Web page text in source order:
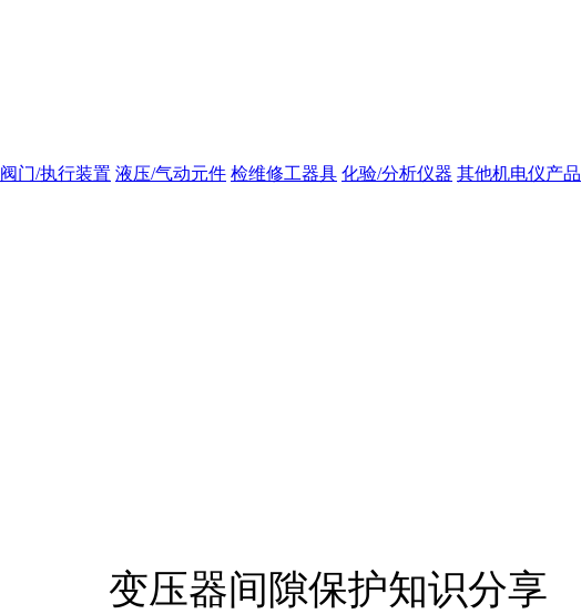
阀门/执行装置 液压/气动元件 检维修工器具 化验/分析仪器 其他机电仪产品
变压器间隙保护知识分享